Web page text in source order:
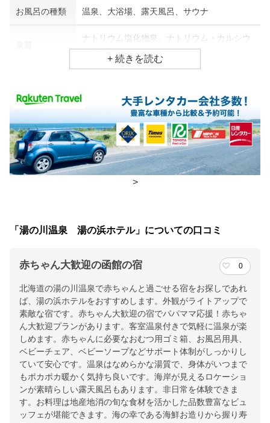
お風呂の種類 温泉、大浴場、露天風呂、サウナ
ナトリウム塩化物泉、ナトリウム・カルシウ
ム塩化物泉
食事場所
朝食 レストラン、食事処
夕食 レストラン、食事処
交通アクセス
JR函館駅から車で約12分・市電で約30分／函館空港から車で約5
分・バスで約15分
提供：楽天トラベル
楽天トラベルで
ホテル詳細を詳しく見る
>
「湯の川温泉 湯の浜ホテル」についての口コミ
赤ちゃん大歓迎の函館の宿 0
北海道の湯の川温泉で赤ちゃんと過ごせる宿をお探しであれ
ば、湯の浜ホテルをおすすめします。外観がライトアップで
素敵な宿です。赤ちゃん大歓迎の宿でパパママ応援！赤ちゃ
ん大歓迎プランがあります。客室温泉付きで気軽に温泉が楽
しめます。赤ちゃんに必要なおむつ用ゴミ箱、お風呂用具、
ベビーチェア、ベビーソープなどサポート体制がしっかりし
ていて安心です。温泉はなめらかな湯質で、身体がいつまで
もポカポカ暖かく気持ち良いです。海岸が見えるロケーショ
ンが素晴らしい露天風呂もあります。非日常を体験できま
す。お料理は地産地消の旬な食材を活かした品数豊富なビュ
ッフェが堪能できます。海の幸である海鮮お造りから握り寿